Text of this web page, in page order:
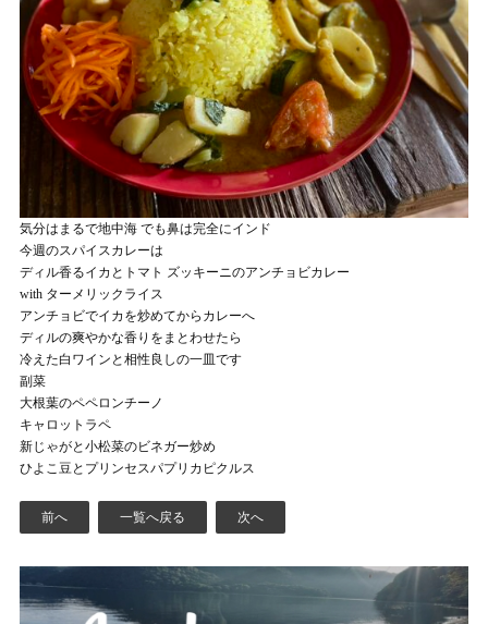
気分はまるで地中海 でも鼻は完全にインド
今週のスパイスカレーは
ディル香るイカとトマト ズッキーニのアンチョビカレー
with ターメリックライス
アンチョビでイカを炒めてからカレーへ
ディルの爽やかな香りをまとわせたら
冷えた白ワインと相性良しの一皿です
副菜
大根葉のペペロンチーノ
キャロットラペ
新じゃがと小松菜のビネガー炒め
ひよこ豆とプリンセスパプリカピクルス
前へ 一覧へ戻る 次へ